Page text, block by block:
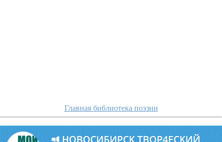
Главная библиотека поэзии